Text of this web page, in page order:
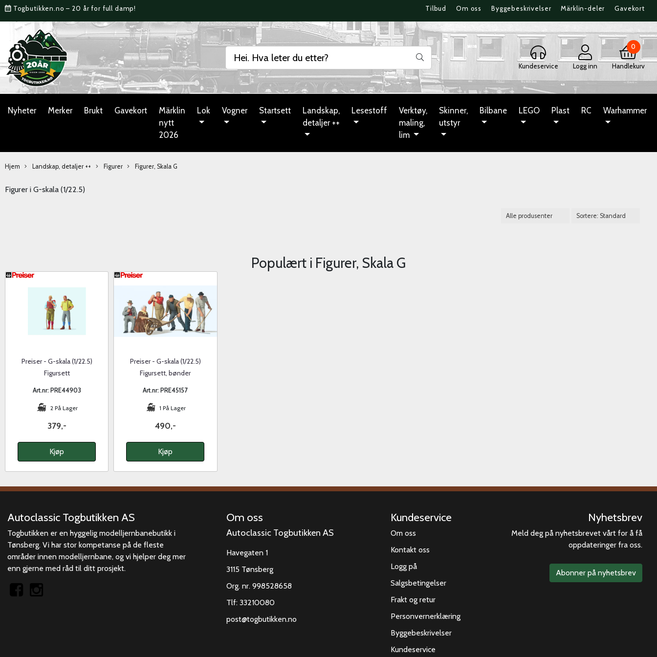
Togbutikken.no – 20 år for full damp! Tilbud Om oss Byggebeskrivelser Märklin-deler Gavekort
Kundeservice Logg inn
0
Handlekurv
Nyheter Merker Brukt Gavekort
Märklin
nytt
2026
Lok Vogner Startsett
Landskap,
detaljer ++
Lesestoff
Verktøy,
maling,
lim
Skinner,
utstyr
Bilbane LEGO Plast RC Warhammer
Hjem Landskap, detaljer ++ Figurer Figurer, Skala G
Figurer i G-skala (1/22.5)
Populært i Figurer, Skala G
Preiser - G-skala (1/22.5)
Figursett
Art.nr: PRE44903
2 På Lager
379,-
Kjøp
Preiser - G-skala (1/22.5)
Figursett, bønder
Art.nr: PRE45157
1 På Lager
490,-
Kjøp
Autoclassic Togbutikken AS
Togbutikken er en hyggelig modelljernbanebutikk i
Tønsberg. Vi har stor kompetanse på de fleste
områder innen modelljernbane, og vi hjelper deg mer
enn gjerne med råd til ditt prosjekt.
Om oss
Autoclassic Togbutikken AS
Havegaten 1
3115 Tønsberg
Org. nr. 998528658
Tlf: 33210080
post@togbutikken.no
Kundeservice
Om oss
Kontakt oss
Logg på
Salgsbetingelser
Frakt og retur
Personvernerklæring
Byggebeskrivelser
Kundeservice
Nyhetsbrev
Meld deg på nyhetsbrevet vårt for å få
oppdateringer fra oss.
Abonner på nyhetsbrev